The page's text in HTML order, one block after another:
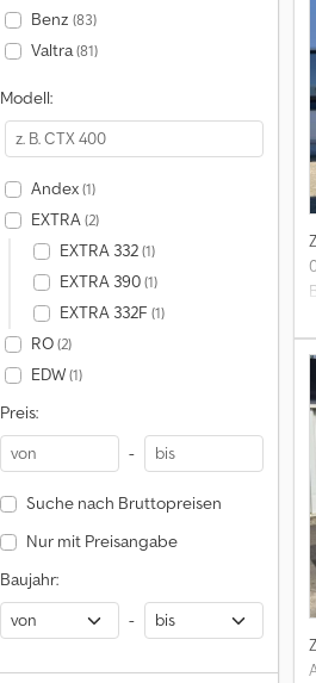
Benz (83)
Valtra(81)
Modell:
Andex(1)
EXTRA(2)
EXTRA 332(1)
EXTRA 390(1)
EXTRA 332F (1)
RO(2)
EDW(1)
Preis:
-
Suche nach Bruttopreisen
Nur mit Preisangabe
Baujahr:
-